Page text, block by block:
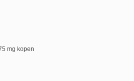
mg kopen